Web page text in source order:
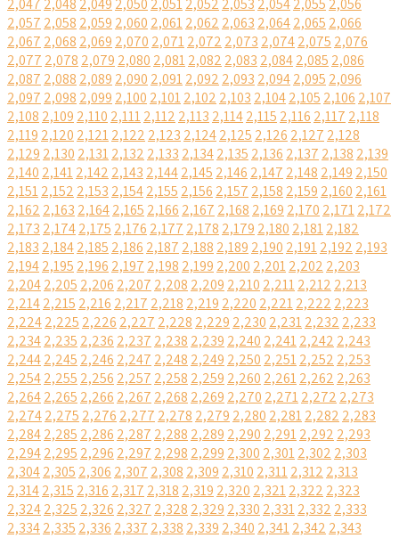
2,047 2,048 2,049 2,050 2,0512,052 2,053 2,0542,055 2,056
2,057 2,058 2,059 2,060 2,0612,062 2,063 2,0642,065 2,066
2,067 2,068 2,069 2,070 2,0712,072 2,073 2,0742,075 2,076
2,077 2,078 2,079 2,080 2,0812,082 2,083 2,0842,085 2,086
2,087 2,088 2,089 2,090 2,0912,092 2,093 2,0942,095 2,096
2,097 2,098 2,099 2,100 2,1012,102 2,103 2,1042,105 2,106 2,107
2,108 2,109 2,110 2,1112,112 2,113 2,1142,115 2,116 2,117 2,118
2,119 2,120 2,1212,122 2,123 2,1242,125 2,126 2,127 2,128
2,129 2,130 2,1312,132 2,133 2,1342,135 2,136 2,137 2,138 2,139
2,140 2,1412,142 2,143 2,1442,145 2,146 2,147 2,148 2,149 2,150
2,1512,152 2,153 2,1542,155 2,156 2,157 2,158 2,159 2,160 2,161
2,162 2,163 2,1642,165 2,166 2,167 2,168 2,169 2,170 2,1712,172
2,173 2,1742,175 2,176 2,177 2,178 2,179 2,180 2,1812,182
2,183 2,1842,185 2,186 2,187 2,188 2,189 2,190 2,1912,192 2,193
2,1942,195 2,196 2,197 2,198 2,199 2,200 2,2012,202 2,203
2,2042,205 2,206 2,207 2,208 2,209 2,210 2,2112,212 2,213
2,2142,215 2,216 2,217 2,218 2,219 2,220 2,2212,222 2,223
2,2242,225 2,226 2,227 2,228 2,229 2,230 2,2312,232 2,233
2,2342,235 2,236 2,237 2,238 2,239 2,240 2,2412,242 2,243
2,2442,245 2,246 2,247 2,248 2,249 2,250 2,2512,252 2,253
2,2542,255 2,256 2,257 2,258 2,259 2,260 2,2612,262 2,263
2,2642,265 2,266 2,267 2,268 2,269 2,270 2,2712,272 2,273
2,2742,275 2,276 2,277 2,278 2,279 2,280 2,2812,282 2,283
2,2842,285 2,286 2,287 2,288 2,289 2,290 2,2912,292 2,293
2,2942,295 2,296 2,297 2,298 2,299 2,300 2,3012,302 2,303
2,3042,305 2,306 2,307 2,308 2,309 2,310 2,3112,312 2,313
2,3142,315 2,316 2,317 2,318 2,319 2,320 2,3212,322 2,323
2,3242,325 2,326 2,327 2,328 2,329 2,330 2,3312,332 2,333
2,3342,335 2,336 2,337 2,338 2,339 2,340 2,3412,342 2,343